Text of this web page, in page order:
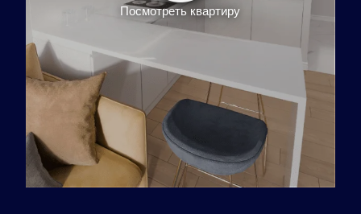
Посмотреть квартиру
Заказать тур